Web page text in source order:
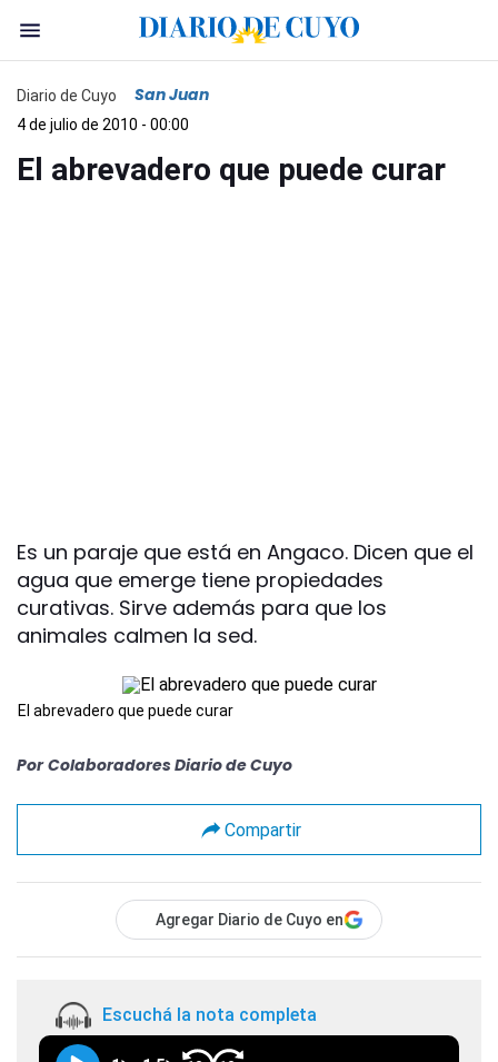
Diario de Cuyo San Juan
4 de julio de 2010 - 00:00
El abrevadero que puede curar
Es un paraje que está en Angaco. Dicen que el
agua que emerge tiene propiedades
curativas. Sirve además para que los
animales calmen la sed.
El abrevadero que puede curar
Por Colaboradores Diario de Cuyo
Compartir
Agregar Diario de Cuyo en
Escuchá la nota completa